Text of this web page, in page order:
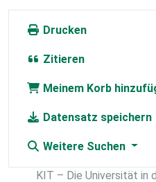
Drucken
Zitieren
Meinem Korb
Datensatz speichern
Weitere Suchen
KIT – Die Universität in